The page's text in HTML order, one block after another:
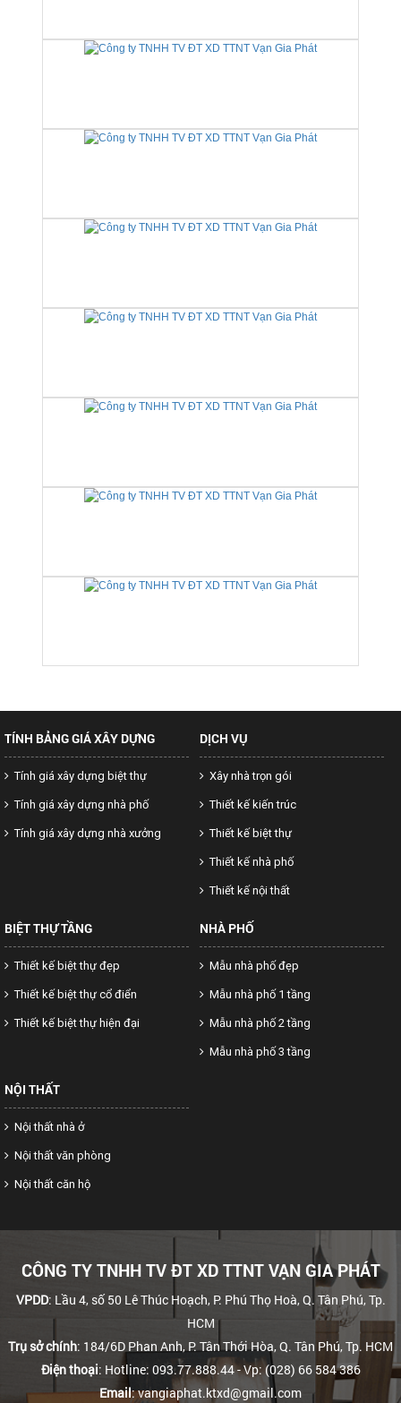
TÍNH BẢNG GIÁ XÂY DỰNG
Tính giá xây dựng biệt thự
Tính giá xây dựng nhà phố
Tính giá xây dựng nhà xưởng
DỊCH VỤ
Xây nhà trọn gói
Thiết kế kiến trúc
Thiết kế biệt thự
Thiết kế nhà phố
Thiết kế nội thất
BIỆT THỰ TẦNG
Thiết kế biệt thự đẹp
Thiết kế biệt thự cổ điển
Thiết kế biệt thự hiện đại
NHÀ PHỐ
Mẫu nhà phố đẹp
Mẫu nhà phố 1 tầng
Mẫu nhà phố 2 tầng
Mẫu nhà phố 3 tầng
NỘI THẤT
Nội thất nhà ở
Nội thất văn phòng
Nội thất căn hộ
CÔNG TY TNHH TV ĐT XD TTNT VẠN GIA PHÁT
VPDD: Lầu 4, số 50 Lê Thúc Hoạch, P. Phú Thọ Hoà, Q. Tân Phú, Tp.
HCM
Trụ sở chính: 184/6D Phan Anh, P. Tân Thới Hòa, Q. Tân Phú, Tp. HCM
Điện thoại: Hotline: 093.77.888.44- Vp: (028) 66 584 386
Email: vangiaphat.ktxd@gmail.com